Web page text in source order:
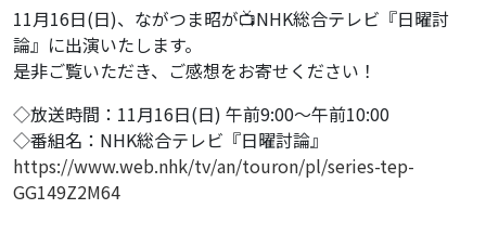
11月16日(日)、ながつま昭が📺NHK総合テレビ『日曜討
論』に出演いたします。
是非ご覧いただき、ご感想をお寄せください！
◇放送時間：11月16日(日) 午前9:00～午前10:00
◇番組名：NHK総合テレビ『日曜討論』
https://www.web.nhk/tv/an/touron/pl/series-tep-
GG149Z2M64